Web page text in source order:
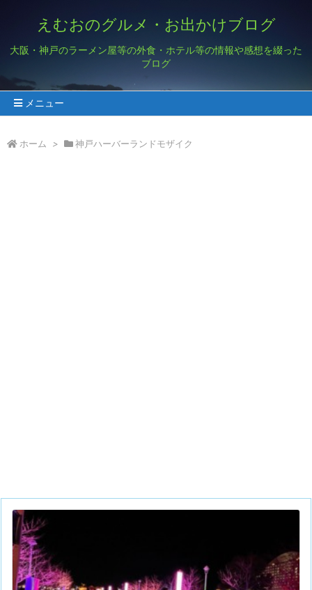
えむおのグルメ・お出かけブログ
大阪・神戸のラーメン屋等の外食・ホテル等の情報や感想を綴った
ブログ
メニュー
ホーム > 神戸ハーバーランドモザイク